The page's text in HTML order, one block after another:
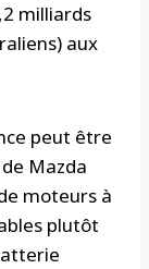
milliards
aux
peut être
Mazda
moteurs à
plutôt